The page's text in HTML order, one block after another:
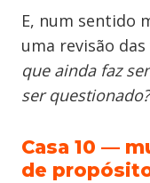
E, num sentido
uma revisão
que ainda faz
ser questionado?
Casa 10 —
de